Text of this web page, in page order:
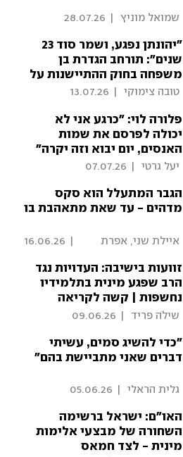
שמואל מוניץ 28.07.26
"יהונתן נפגע, ושמר סוד 23
שנים": תורחב הגדרת בן
משפחה בחוק ההתיישנות על
עבירות מין
טובה צימוקי 13.07.26
פלורה לוי: "כרגע אני לא
יכולה לפרסם את שמות
האנסים, יום יבוא וזה יקרה"
יעל גרטי 07.07.26
הגבר המתעלל הוא סקס
מדהים - עד שאת מתאהבת בו
איילת שני, אפרת
16.06.26
זוועות בישיבה: העדויות נגד
הרב שפגע מינית בתלמידיו
נחשפות | קשה לקריאה
שילֹה פריד 09.06.26
"כדי להשיג סמים, עשיתי
דברים שאני מתביישת בהם"
גלית הראלי 05.06.26
האו"ם: ישראל ברשימה
השחורה של מבצעי אלימות
מינית - לצד חמאס